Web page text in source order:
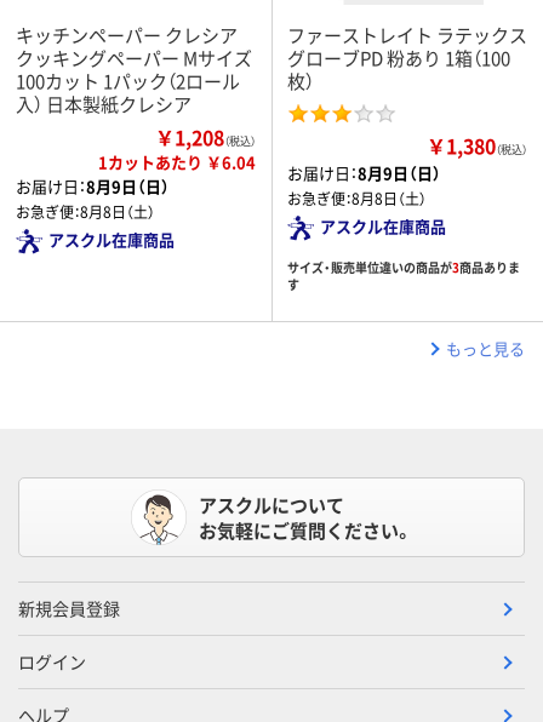
キッチンペーパー クレシア
クッキングペーパー Mサイズ
100カット 1パック（2ロール
入） 日本製紙クレシア
￥1,208（税込）
1カットあたり ￥6.04
お届け日：8月9日（日）
お急ぎ便：8月8日（土）
アスクル在庫商品
ファーストレイト ラテックス
グローブPD 粉あり 1箱（100
枚）
￥1,380（税込）
お届け日：8月9日（日）
お急ぎ便：8月8日（土）
アスクル在庫商品
サイズ・販売単位違いの商品が3商品ありま
す
もっと見る
アスクルについて
お気軽にご質問ください。
新規会員登録
ログイン
ヘルプ